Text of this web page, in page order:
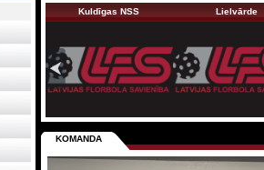
Kuldīgas NSS Lielvārde
KOMANDA